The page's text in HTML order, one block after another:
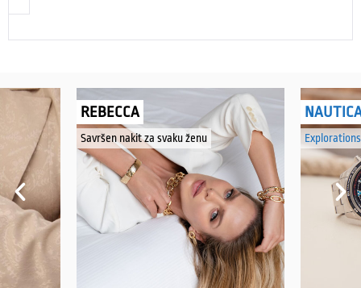
REBECCA
Savršen nakit za svaku ženu